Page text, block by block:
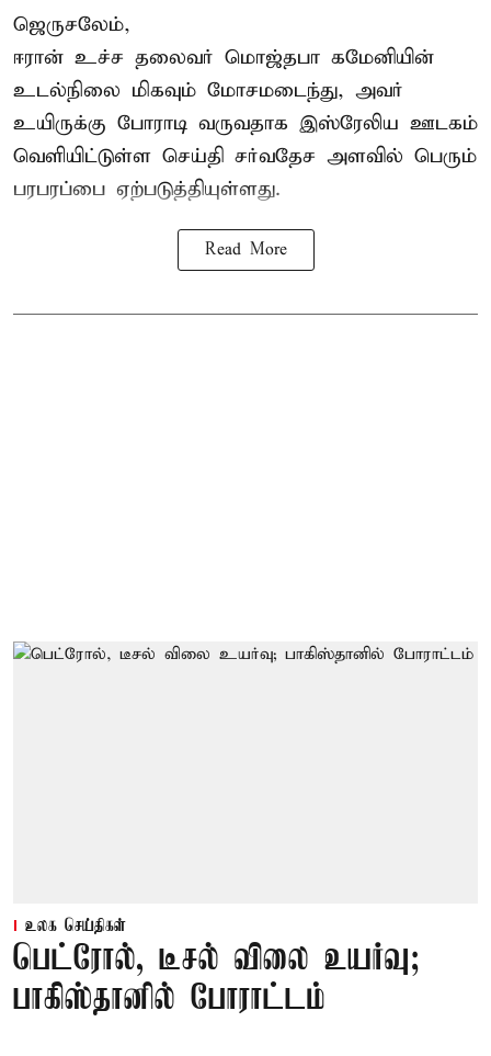
ஜெருசலேம்,
ஈரான் உச்ச தலைவர் மொஜ்தபா கமேனியின்
உடல்நிலை மிகவும் மோசமடைந்து, அவர்
உயிருக்கு போராடி வருவதாக இஸ்ரேலிய ஊடகம்
வெளியிட்டுள்ள செய்தி சர்வதேச அளவில் பெரும்
பரபரப்பை ஏற்படுத்தியுள்ளது.
Read More
உலக செய்திகள்
பெட்ரோல், டீசல் விலை உயர்வு;
பாகிஸ்தானில் போராட்டம்